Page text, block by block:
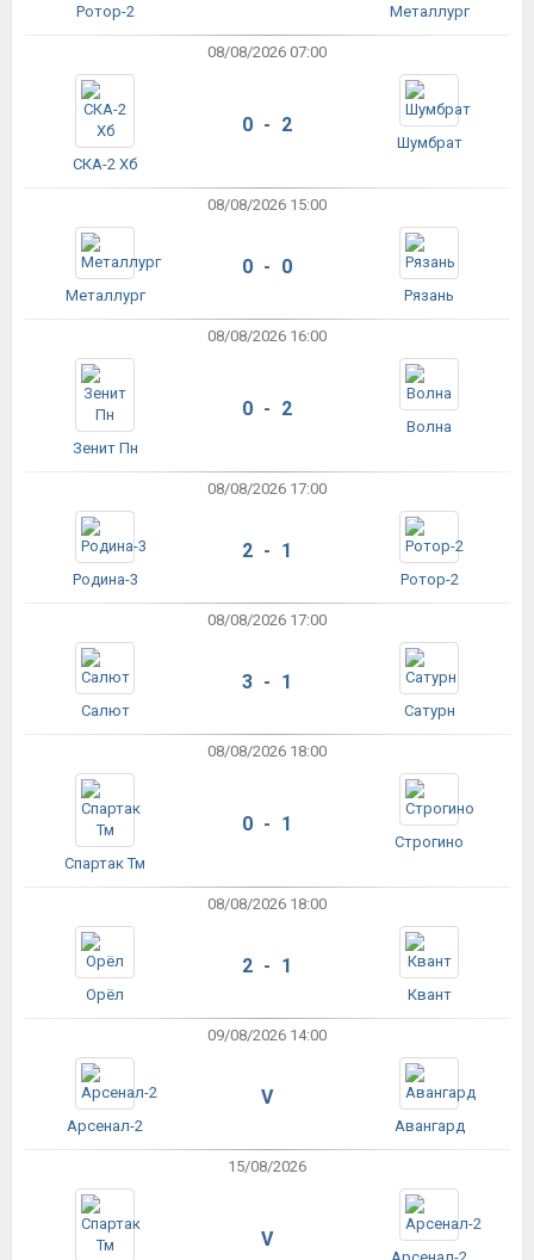
Ротор-2 Металлург
08/08/2026 07:00
СКА-2 Хб
0 - 2
Шумбрат
08/08/2026 15:00
Металлург
0 - 0
Рязань
08/08/2026 16:00
Зенит Пн
0 - 2
Волна
08/08/2026 17:00
Родина-3
2 - 1
Ротор-2
08/08/2026 17:00
Салют
3 - 1
Сатурн
08/08/2026 18:00
Спартак Тм
0 - 1
Строгино
08/08/2026 18:00
Орёл
2 - 1
Квант
09/08/2026 14:00
Арсенал-2
V
Авангард
15/08/2026
V